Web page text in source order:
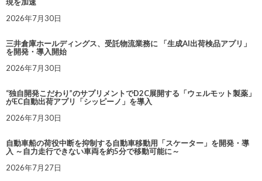
現を加速
2026年7月30日
三井倉庫ホールディングス、受託物流業務に 「生成AI出荷検品アプリ」
を開発・導入開始
2026年7月30日
“独自開発こだわり”のサプリメントでD2C展開する「ウェルモット製薬」
がEC自動出荷アプリ「シッピーノ」を導入
2026年7月30日
自動車船の荷役中断を抑制する自動車移動用「スケーター」を開発・導
入 ～自力走行できない車両を約5分で移動可能に～
2026年7月27日